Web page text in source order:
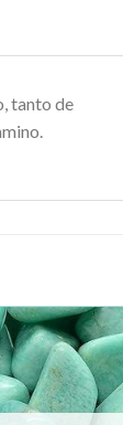
tanto de
Añadir
a la
lista de
deseos